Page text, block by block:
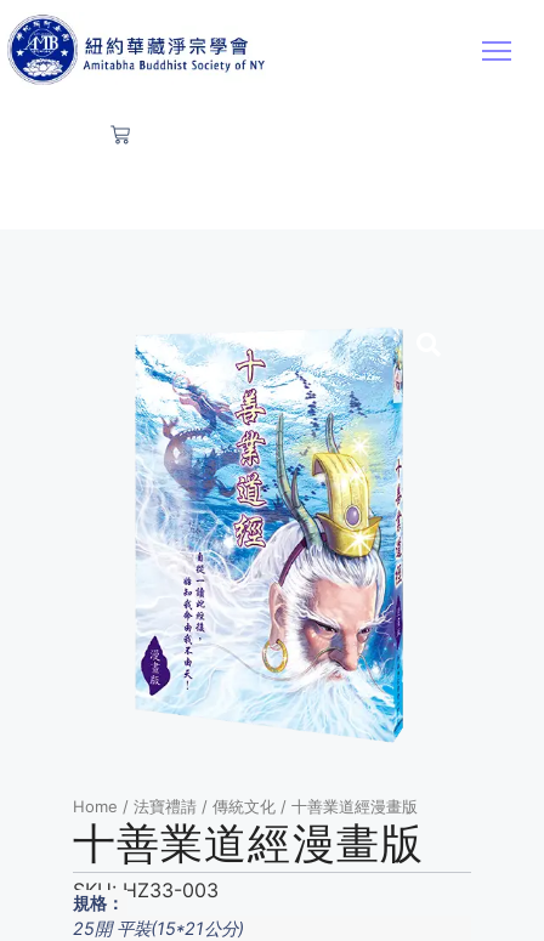
Home / 法寶禮請 / 傳統文化 / 十善業道經漫畫版
十善業道經漫畫版
SKU: HZ33-003
規格：
25開 平裝(15*21公分)